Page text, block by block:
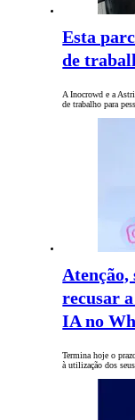
Esta
de
A Inocrowd e a
de trabalho para
Atenção,
recusar
IA no
Termina hoje o
à utilização dos